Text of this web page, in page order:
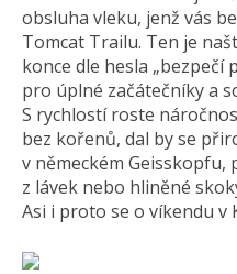
obsluha vleku, jenž vás
Tomcat Trailu. Ten je
konce dle hesla „bezpečí
pro úplné začátečníky a
S rychlostí roste
bez kořenů, dal by se
v německém
z lávek nebo hliněné
Asi i proto se o víkendu v